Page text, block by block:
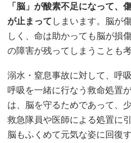
「脳」が酸素不足になって、
が止まって しまいます。脳が
しく、命は助かっても脳が損
の障害が残ってしまうことも
溺水・窒息事故に対して、呼
呼吸を一緒に行なう救命処置
は、脳を守るためであって、
救急隊員や医師による処置に
脳もふくめて元気な姿に回復